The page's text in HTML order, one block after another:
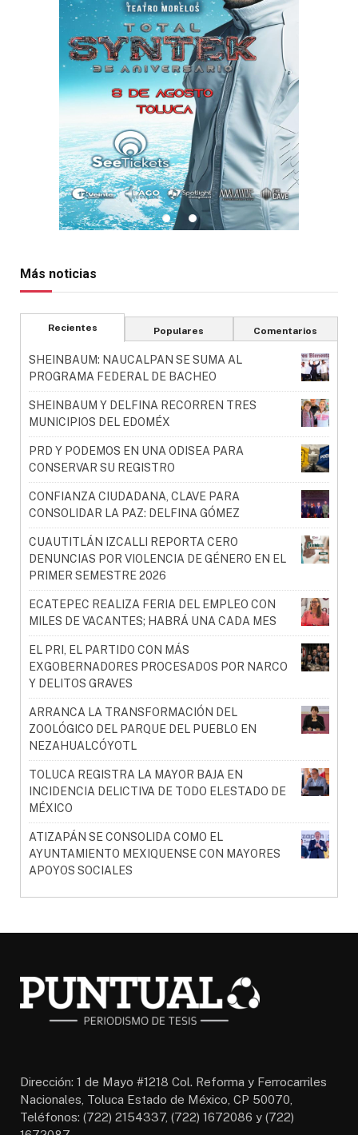
Más noticias
Recientes Populares Comentarios
SHEINBAUM: NAUCALPAN SE SUMA AL
PROGRAMA FEDERAL DE BACHEO
SHEINBAUM Y DELFINA RECORREN TRES
MUNICIPIOS DEL EDOMÉX
PRD Y PODEMOS EN UNA ODISEA PARA
CONSERVAR SU REGISTRO
CONFIANZA CIUDADANA, CLAVE PARA
CONSOLIDAR LA PAZ: DELFINA GÓMEZ
CUAUTITLÁN IZCALLI REPORTA CERO
DENUNCIAS POR VIOLENCIA DE GÉNERO EN EL
PRIMER SEMESTRE 2026
ECATEPEC REALIZA FERIA DEL EMPLEO CON
MILES DE VACANTES; HABRÁ UNA CADA MES
EL PRI, EL PARTIDO CON MÁS
EXGOBERNADORES PROCESADOS POR NARCO
Y DELITOS GRAVES
ARRANCA LA TRANSFORMACIÓN DEL
ZOOLÓGICO DEL PARQUE DEL PUEBLO EN
NEZAHUALCÓYOTL
TOLUCA REGISTRA LA MAYOR BAJA EN
INCIDENCIA DELICTIVA DE TODO ELESTADO DE
MÉXICO
ATIZAPÁN SE CONSOLIDA COMO EL
AYUNTAMIENTO MEXIQUENSE CON MAYORES
APOYOS SOCIALES
Dirección: 1 de Mayo #1218 Col. Reforma y Ferrocarriles
Nacionales, Toluca Estado de México, CP 50070,
Teléfonos: (722) 2154337, (722) 1672086 y (722)